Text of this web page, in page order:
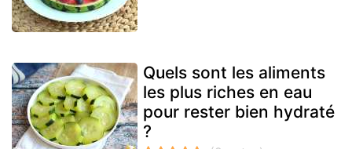
Quels sont les aliments
les plus riches en eau
pour rester bien hydraté
?